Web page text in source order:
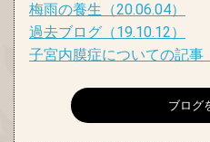
梅雨の養生 （20.06.04）
過去ブログ （19.10.12）
子宮内膜症についての記事
ブログ